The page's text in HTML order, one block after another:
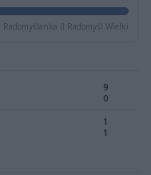
Radomyślanka II Radomyśl Wielki
9
0
1
1